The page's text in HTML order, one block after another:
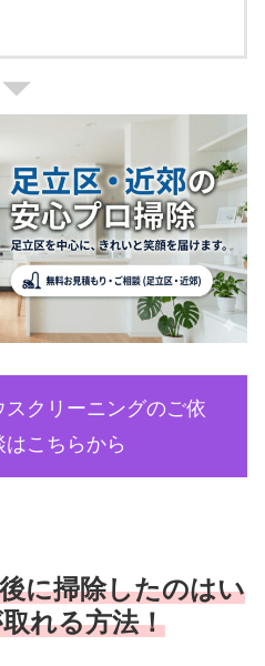
クリーニングのご依
こちらから
に掃除したのはい
れる方法！